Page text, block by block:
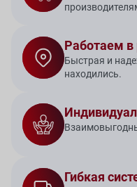
Работаем в
Быстрая и
находились.
Гибкая